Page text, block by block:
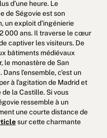
d’une heure. Le
de Ségovie est son
un exploit d’ingénierie
000 ans. Il traverse le cœur
captiver les visiteurs. De
bâtiments médiévaux
le monastère de San
l’ensemble, c’est un
à l’agitation de Madrid et
la Castille. Si vous
ressemble à un
une courte distance de
sur cette charmante